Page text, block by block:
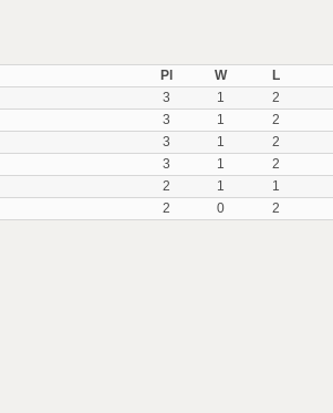
Pl
W L
3 1 2
3 1 2
3 1 2
3 1 2
2 1 1
2 0 2